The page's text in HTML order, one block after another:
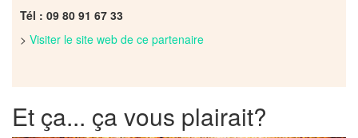
Tél : 09 80 91 67 33
> Visiter le site web de ce partenaire
Et ça... ça vous plairait?